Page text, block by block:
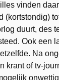
vinden
(kortstondig)
duurt, des
Ook een
Na
krant of tv-